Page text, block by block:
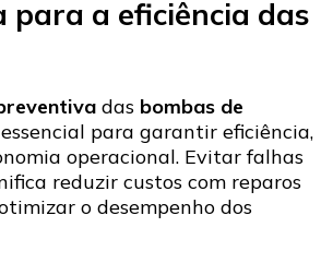
para a eficiência das
das bombas de
para garantir eficiência,
operacional. Evitar falhas
reduzir custos com reparos
o desempenho dos